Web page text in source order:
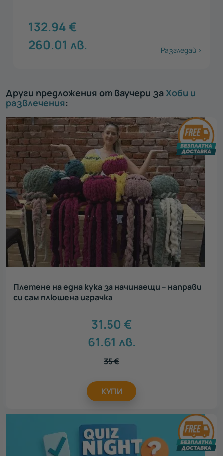
132.94€
260.01 лв. Разгледай >
Други предложения от ваучери заХоби и
развлечения:
Плетене на една кука за начинаещи – направи
си сам плюшена играчка
31.50 €
61.61 лв.
35€
КУПИ